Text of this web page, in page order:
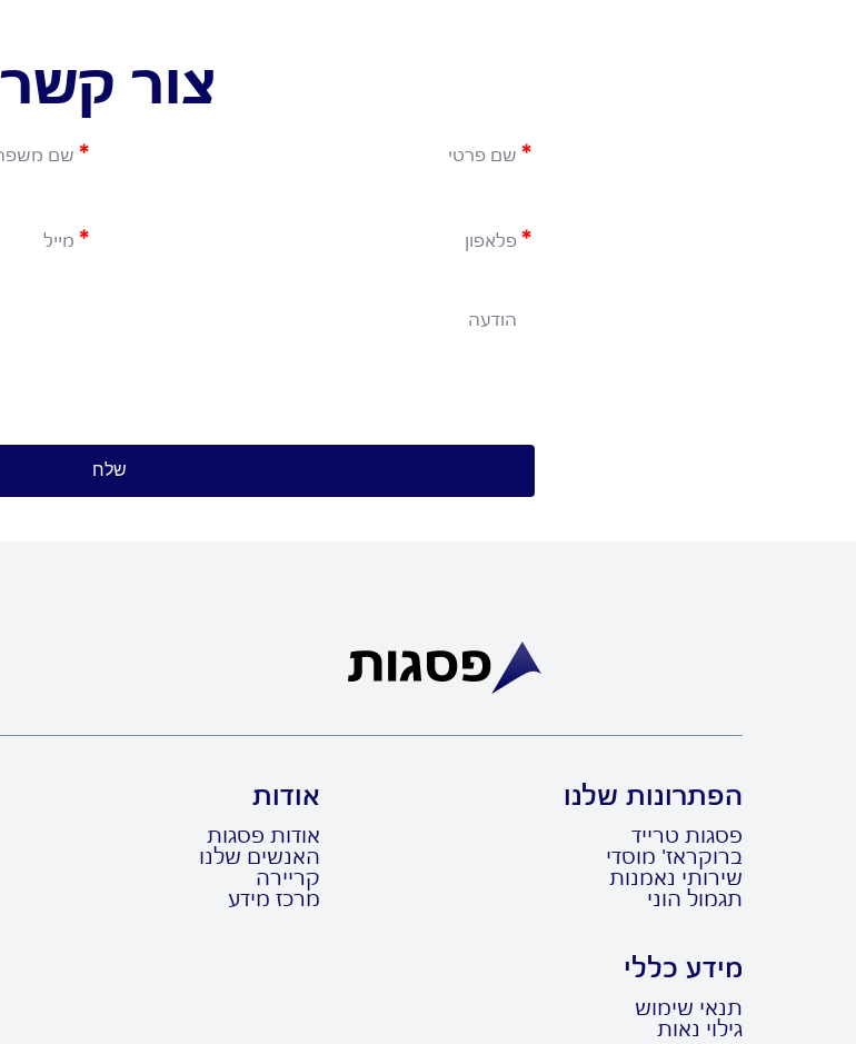
צור קשר
שלח
הפתרונות שלנו
פסגות טרייד
ברוקראז' מוסדי
שירותי נאמנות
תגמול הוני
מידע כללי
תנאי שימוש
גילוי נאות
אודות
אודות פסגות
האנשים שלנו
קריירה
מרכז מידע